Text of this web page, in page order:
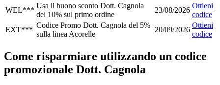
WEL***
Usa il buono sconto Dott. Cagnola
del 10% sul primo ordine
23/08/2026
Ottieni
codice
EXT***
Codice Promo Dott. Cagnola del 5%
sulla linea Acorelle
20/09/2026
Ottieni
codice
Come risparmiare utilizzando un codice
promozionale Dott. Cagnola